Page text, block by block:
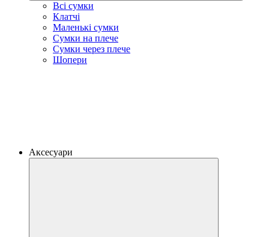
Всі сумки
Клатчі
Маленькі сумки
Сумки на плече
Сумки через плече
Шопери
Аксесуари